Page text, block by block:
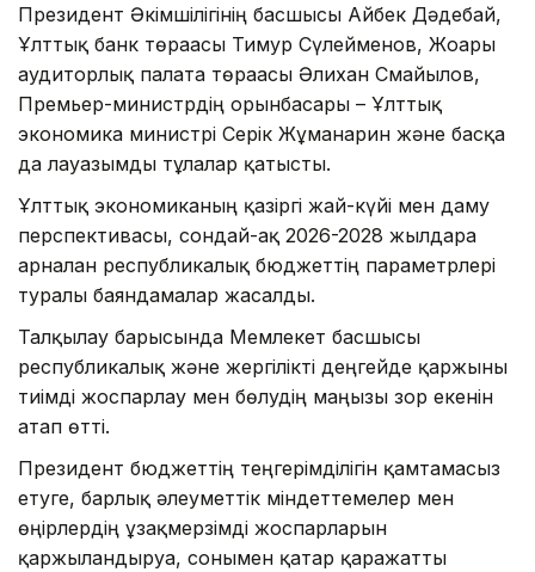
Президент Әкімшілігінің басшысы Айбек Дәдебай,
Ұлттық банк төрағасы Тимур Сүлейменов, Жоғары
аудиторлық палата төрағасы Әлихан Смайылов,
Премьер-министрдің орынбасары – Ұлттық
экономика министрі Серік Жұманғарин және басқа
да лауазымды тұлғалар қатысты.
Ұлттық экономиканың қазіргі жай-күйі мен даму
перспективасы, сондай-ақ 2026-2028 жылдарға
арналған республикалық бюджеттің параметрлері
туралы баяндамалар жасалды.
Талқылау барысында Мемлекет басшысы
республикалық және жергілікті деңгейде қаржыны
тиімді жоспарлау мен бөлудің маңызы зор екенін
атап өтті.
Президент бюджеттің теңгерімділігін қамтамасыз
етуге, барлық әлеуметтік міндеттемелер мен
өңірлердің ұзақмерзімді жоспарларын
қаржыландыруға, сонымен қатар қаражатты